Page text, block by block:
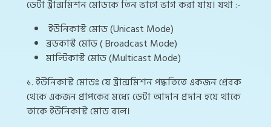
ডেটা ট্রান্সমিশন মোডকে তিন ভাগে ভাগ করা যায়। যথা :-
ইউনিকাস্ট মোড (Unicast Mode)
ব্রডকাস্ট মোড ( Broadcast Mode)
মাল্টিকাস্ট মোড (Multicast Mode)
১. ইউনিকাস্ট মোডঃ যে ট্রান্সমিশন পদ্ধতিতে একজন প্রেরক
থেকে একজন প্রাপকের মধ্যে ডেটা আদান প্রদান হয়ে থাকে
তাকে ইউনিকাস্ট মোড বলে।